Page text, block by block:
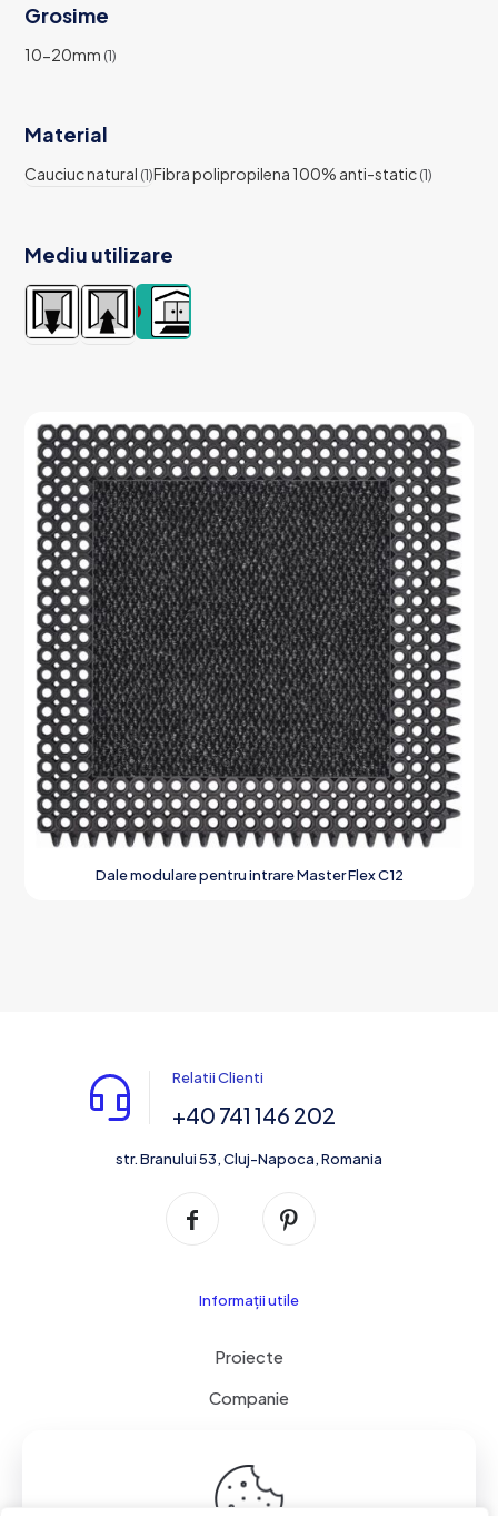
Grosime
10-20mm (1)
Material
Cauciuc natural (1)Fibra polipropilena 100% anti-static(1)
Mediu utilizare
Dale modulare pentru intrare Master Flex C12
Relatii Clienti
+40 741 146 202
str. Branului 53, Cluj-Napoca, Romania
Informații utile
Proiecte
Companie
Contact